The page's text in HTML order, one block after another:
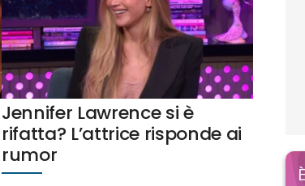
Jennifer Lawrence si è
rifatta? L’attrice risponde ai
rumor